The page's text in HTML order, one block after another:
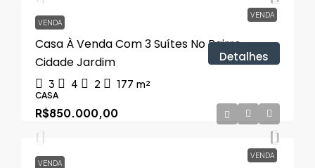
VENDA
VENDA
Casa À Venda Com 3 Suítes No Bairro
Cidade Jardim
3 4 2 177 m²
CASA
Detalhes
VENDA
R$850.000,00
VENDA